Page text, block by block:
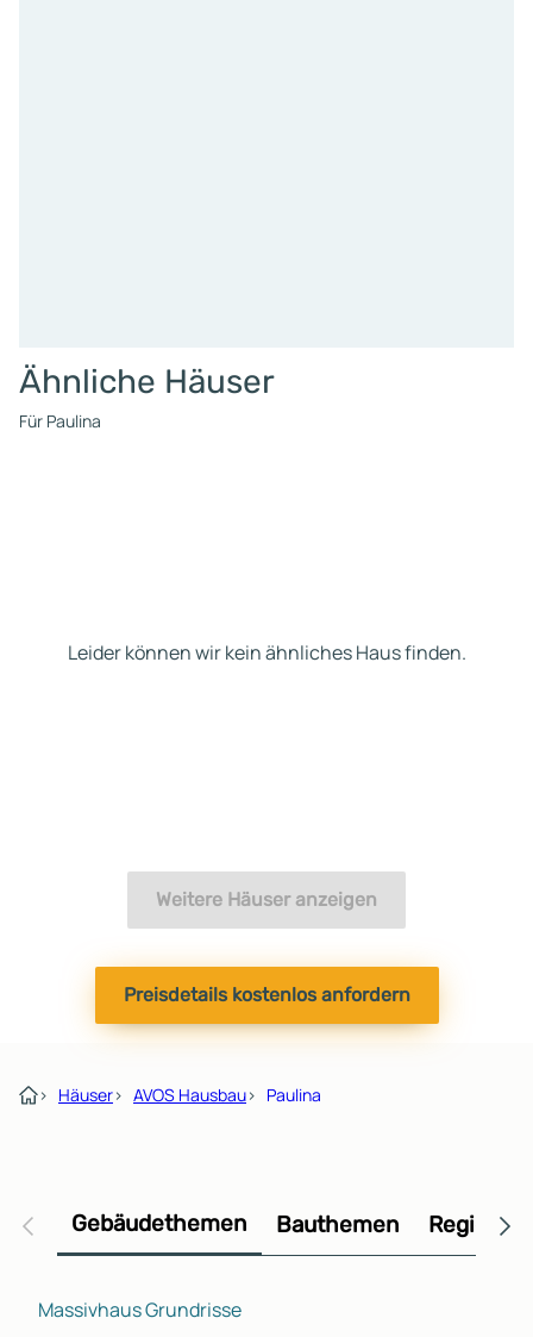
Ähnliche Häuser
Für Paulina
Leider können wir kein ähnliches Haus finden.
Weitere Häuser anzeigen
Preisdetails kostenlos anfordern
› Häuser› AVOS Hausbau› Paulina
Gebäudethemen Bauthemen
Massivhaus Grundrisse